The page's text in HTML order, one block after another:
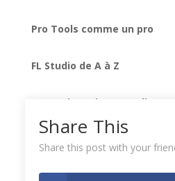
Pro Tools comme un pro
FL Studio de A à Z
Formation mixage audio
Les secrets des meilleurs
Share This
Share this post with your